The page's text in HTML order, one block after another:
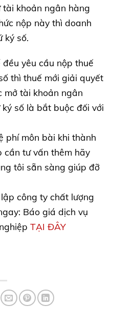
khoản ngân hàng
nộp này thì doanh
ký số.
đều yêu cầu nộp thuế
thì thuế mới giải quyết
mở tài khoản ngân
số là bắt buộc đối với
phí môn bài khi thành
cần tư vấn thêm hãy
tôi sẵn sàng giúp đỡ
công ty chất lượng
Báo giá dịch vụ
TẠI ĐÂY